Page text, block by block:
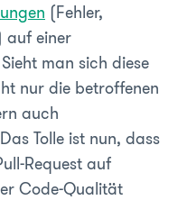
(Fehler,
auf einer
man sich diese
nur die betroffenen
auch
Tolle ist nun, dass
Request auf
Code-Qualität